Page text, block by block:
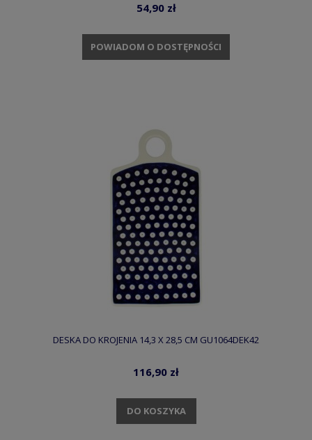
54,90 zł
POWIADOM O DOSTĘPNOŚCI
DESKA DO KROJENIA 14,3 X 28,5 CM GU1064DEK42
116,90 zł
DO KOSZYKA